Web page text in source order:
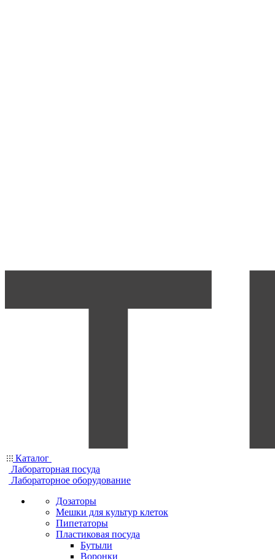
Каталог
Лабораторная посуда
Лабораторное оборудование
Дозаторы
Мешки для культур клеток
Пипетаторы
Пластиковая посуда
Бутыли
Воронки